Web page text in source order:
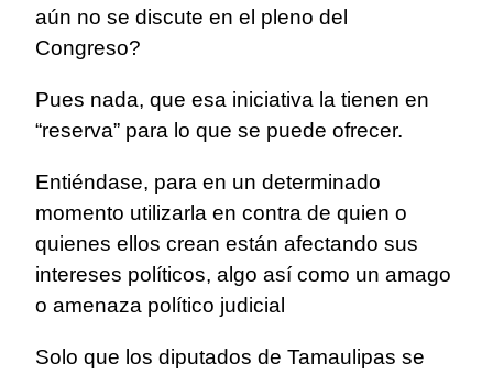
aún no se discute en el pleno del
Congreso?
Pues nada, que esa iniciativa la tienen en
“reserva” para lo que se puede ofrecer.
Entiéndase, para en un determinado
momento utilizarla en contra de quien o
quienes ellos crean están afectando sus
intereses políticos, algo así como un amago
o amenaza político judicial
Solo que los diputados de Tamaulipas se